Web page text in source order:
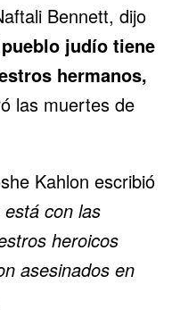
Bennett, dijo
judío tiene
hermanos,
las muertes de
Kahlon escribió
está con las
heroicos
asesinados en